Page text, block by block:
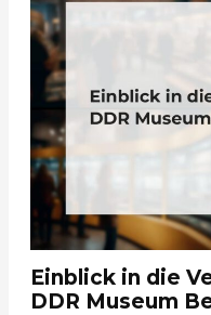
Einblick in die
DDR Museum